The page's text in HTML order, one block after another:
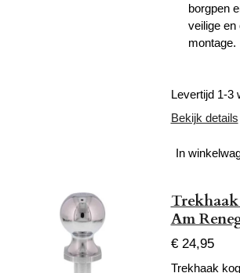
borgpen
veilige en
montage.
Levertijd 1-3
Bekijk details
In
Am
€ 24,95
Trekhaak